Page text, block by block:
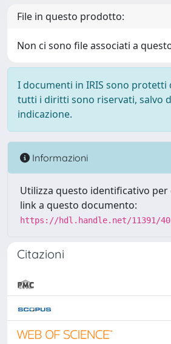
File in questo prodotto:
Non ci sono file associati a
I documenti in IRIS sono protetti
tutti i diritti sono riservati, salvo
indicazione.
Informazioni
Utilizza questo identificativo
link a questo documento:
https://hdl.handle.net/11391/
Citazioni